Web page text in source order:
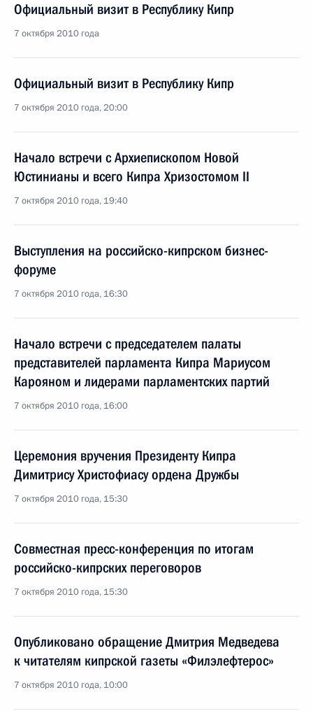
Официальный визит в Республику Кипр
7 октября 2010 года
Официальный визит в Республику Кипр
7 октября 2010 года, 20:00
Начало встречи с Архиепископом Новой
Юстинианы и всего Кипра Хризостомом II
7 октября 2010 года, 19:40
Выступления на российско-кипрском бизнес-
форуме
7 октября 2010 года, 16:30
Начало встречи с председателем палаты
представителей парламента Кипра Мариусом
Карояном и лидерами парламентских партий
7 октября 2010 года, 16:00
Церемония вручения Президенту Кипра
Димитрису Христофиасу ордена Дружбы
7 октября 2010 года, 15:30
Совместная пресс-конференция по итогам
российско-кипрских переговоров
7 октября 2010 года, 15:30
Опубликовано обращение Дмитрия Медведева
к читателям кипрской газеты «Филэлефтерос»
7 октября 2010 года, 10:00